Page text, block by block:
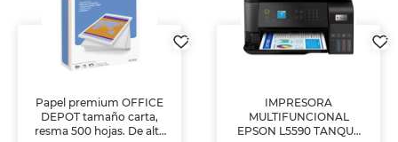
Papel premium OFFICE
DEPOT tamaño carta,
resma 500 hojas. De alta
IMPRESORA
MULTIFUNCIONAL
EPSON L5590 TANQUE